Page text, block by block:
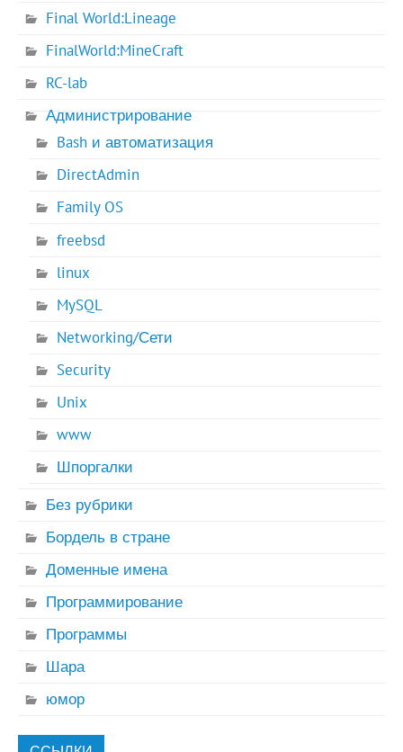
Final World:Lineage
FinalWorld:MineCraft
RC-lab
Администрирование
Bash и автоматизация
DirectAdmin
Family OS
freebsd
linux
MySQL
Networking/Сети
Security
Unix
www
Шпоргалки
Без рубрики
Бордель в стране
Доменные имена
Программирование
Программы
Шара
юмор